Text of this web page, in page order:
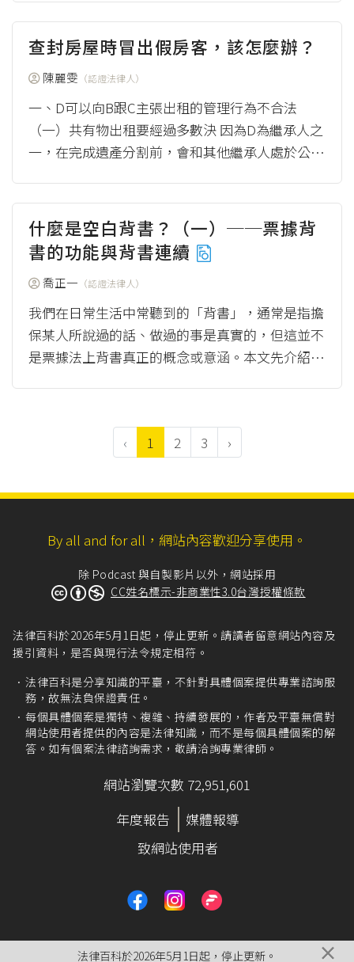
查封房屋時冒出假房客，該怎麼辦？
陳麗雯 （認證法律人）
一、D可以向B跟C主張出租的管理行為不合法
（一）共有物出租要經過多數決 因為D為繼承人之
一，在完成遺產分割前，會和其他繼承人處於公同
什麼是空白背書？（一）──票據背
書的功能與背書連續
喬正一 （認證法律人）
我們在日常生活中常聽到的「背書」，通常是指擔
保某人所說過的話、做過的事是真實的，但這並不
是票據法上背書真正的概念或意涵。本文先介紹背
‹ 1 2 3 ›
By all and for all，網站內容歡迎分享使用。
除 Podcast 與自製影片以外，網站採用
CC姓名標示-非商業性3.0台灣授權條款
法律百科於2026年5月1日起，停止更新。請讀者留意網站內容及
援引資料，是否與現行法令規定相符。
法律百科是分享知識的平臺，不針對具體個案提供專業諮詢服
務，故無法負保證責任。
每個具體個案是獨特、複雜、持續發展的，作者及平臺無償對
網站使用者提供的內容是法律知識，而不是每個具體個案的解
答。如有個案法律諮詢需求，敬請洽詢專業律師。
網站瀏覽次數 72,951,601
年度報告
媒體報導
致網站使用者
法律百科於2026年5月1日起，停止更新。 ×